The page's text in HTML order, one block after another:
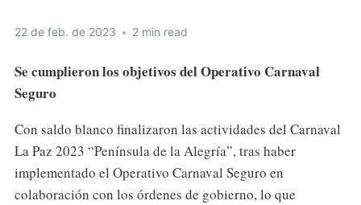
22 de feb. de 2023 • 2 min read
Se cumplieron los objetivos del Operativo Carnaval
Seguro
Con saldo blanco finalizaron las actividades del Carnaval
La Paz 2023 “Península de la Alegría”, tras haber
implementado el Operativo Carnaval Seguro en
colaboración con los órdenes de gobierno, lo que